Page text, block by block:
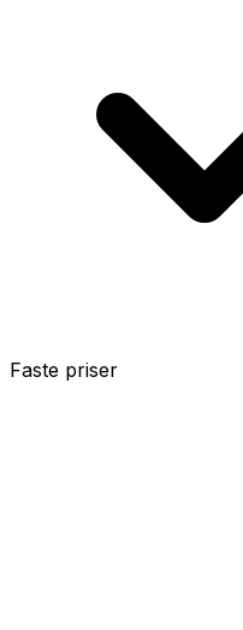
Faste priser